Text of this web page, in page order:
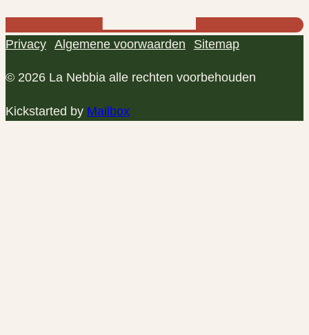
Privacy Algemene voorwaarden Sitemap
© 2026 La Nebbia alle rechten voorbehouden
Kickstarted by Mailbox